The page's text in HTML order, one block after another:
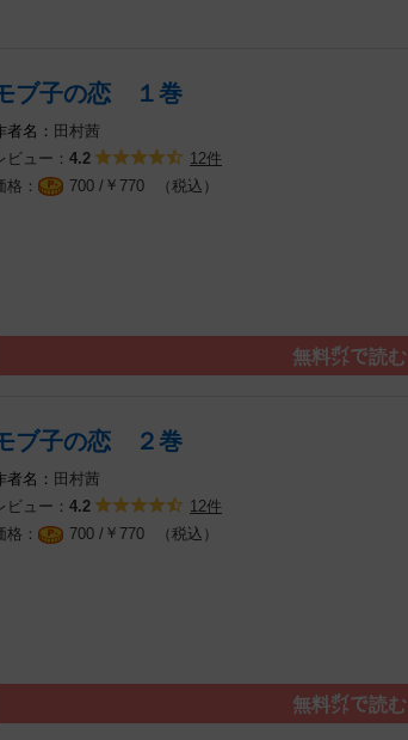
ブ子の恋 １巻
田村茜
ビュー： 4.2
12件
700 / ￥ 770 （税込）
無料㌽で読む
ブ子の恋 ２巻
田村茜
ビュー： 4.2
12件
700 / ￥ 770 （税込）
無料㌽で読む